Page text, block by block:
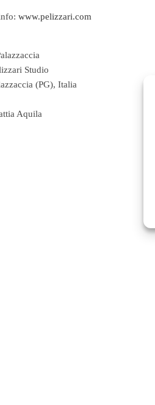
www.pelizzari.com
Studio
(PG), Italia
Aquila